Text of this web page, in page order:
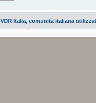
VDR Italia, comunità italiana